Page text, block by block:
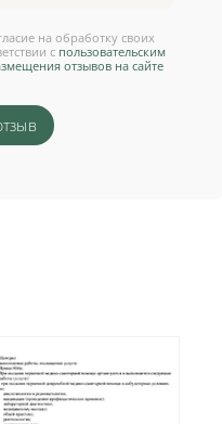
на обработку своих
с пользовательским
отзывов на сайте